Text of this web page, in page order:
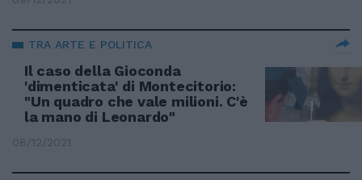
TRA ARTE E POLITICA
Il caso della Gioconda
'dimenticata' di Montecitorio:
"Un quadro che vale milioni. C'è
la mano di Leonardo"
08/12/2021